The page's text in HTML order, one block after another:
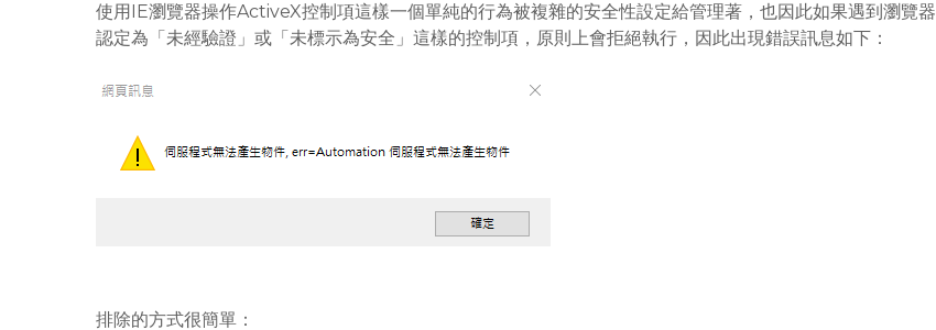
使用IE瀏覽器操作ActiveX控制項這樣一個單純的行為被複雜的安全性設定給管理著，也因此如果遇到瀏覽器
認定為「未經驗證」或「未標示為安全」這樣的控制項，原則上會拒絕執行，因此出現錯誤訊息如下：
排除的方式很簡單：